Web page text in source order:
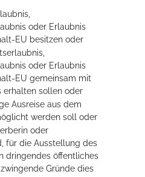
oder Erlaubnis
EU besitzen oder
oder Erlaubnis
EU gemeinsam mit
erhalten sollen oder
Ausreise aus dem
werden soll oder
oder
für die Ausstellung des
dringendes öffentliches
Gründe dies